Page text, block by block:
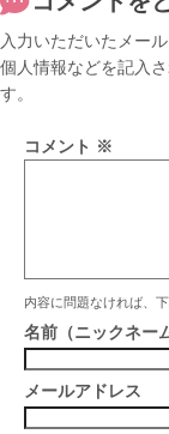
入力いただいたメー
個人情報などを記入
す。
コメント ※
内容に問題なければ、
名前（ニックネー
メールアドレス